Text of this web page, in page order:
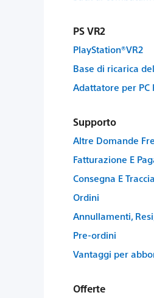
PS VR2
PlayStation®VR2
Base di ricarica
Adattatore per PC
Supporto
Altre Domande
Fatturazione E
Consegna E
Ordini
Annullamenti,
Pre-ordini
Vantaggi per
Offerte